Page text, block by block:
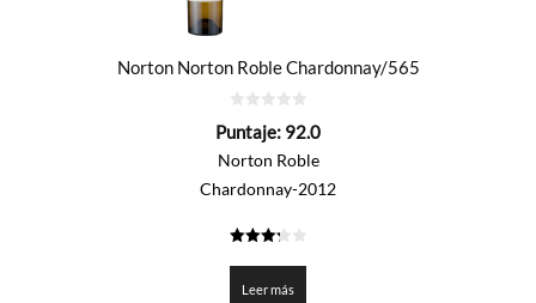
Norton Norton Roble Chardonnay/565
de
Puntaje: 92.0
Norton Roble
Chardonnay-2012
de 5
Leer más